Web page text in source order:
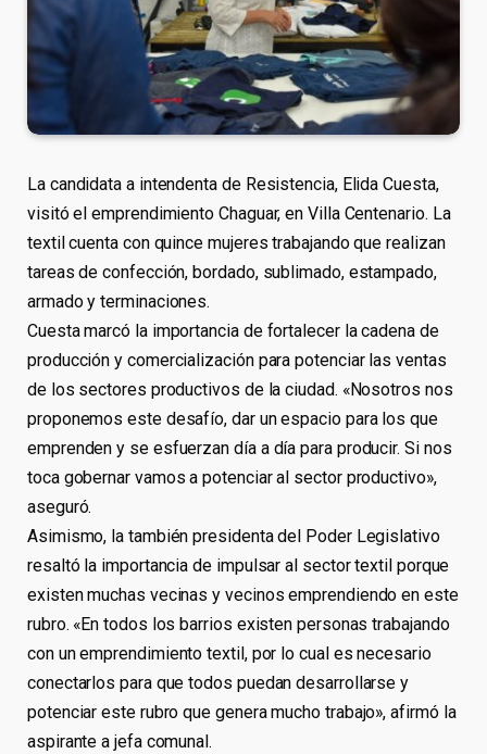
La candidata a intendenta de Resistencia, Elida Cuesta,
visitó el emprendimiento Chaguar, en Villa Centenario. La
textil cuenta con quince mujeres trabajando que realizan
tareas de confección, bordado, sublimado, estampado,
armado y terminaciones.
Cuesta marcó la importancia de fortalecer la cadena de
producción y comercialización para potenciar las ventas
de los sectores productivos de la ciudad. «Nosotros nos
proponemos este desafío, dar un espacio para los que
emprenden y se esfuerzan día a día para producir. Si nos
toca gobernar vamos a potenciar al sector productivo»,
aseguró.
Asimismo, la también presidenta del Poder Legislativo
resaltó la importancia de impulsar al sector textil porque
existen muchas vecinas y vecinos emprendiendo en este
rubro. «En todos los barrios existen personas trabajando
con un emprendimiento textil, por lo cual es necesario
conectarlos para que todos puedan desarrollarse y
potenciar este rubro que genera mucho trabajo», afirmó la
aspirante a jefa comunal.